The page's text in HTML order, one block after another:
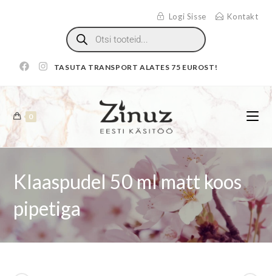
Logi Sisse Kontakt
TASUTA TRANSPORT ALATES 75 EUROST!
0
Klaaspudel 50 ml matt koos
pipetiga